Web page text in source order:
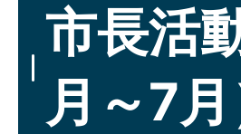
市長活
月～7月